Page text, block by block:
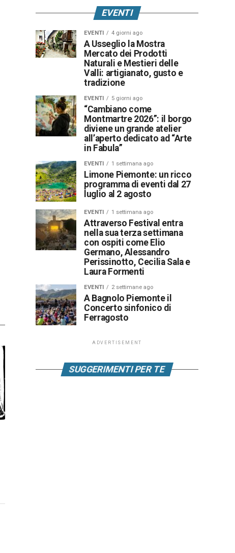
EVENTI
EVENTI 4 giorni ago
A Usseglio la Mostra
Mercato dei Prodotti
Naturali e Mestieri delle
Valli: artigianato, gusto e
tradizione
EVENTI 5 giorni ago
“Cambiano come
Montmartre 2026”: il borgo
diviene un grande atelier
all’aperto dedicato ad “Arte
in Fabula”
EVENTI 1 settimana ago
Limone Piemonte: un ricco
programma di eventi dal 27
luglio al 2 agosto
EVENTI 1 settimana ago
Attraverso Festival entra
nella sua terza settimana
con ospiti come Elio
Germano, Alessandro
Perissinotto, Cecilia Sala e
Laura Formenti
EVENTI 2 settimane ago
A Bagnolo Piemonte il
Concerto sinfonico di
Ferragosto
ADVERTISEMENT
SUGGERIMENTI PER TE